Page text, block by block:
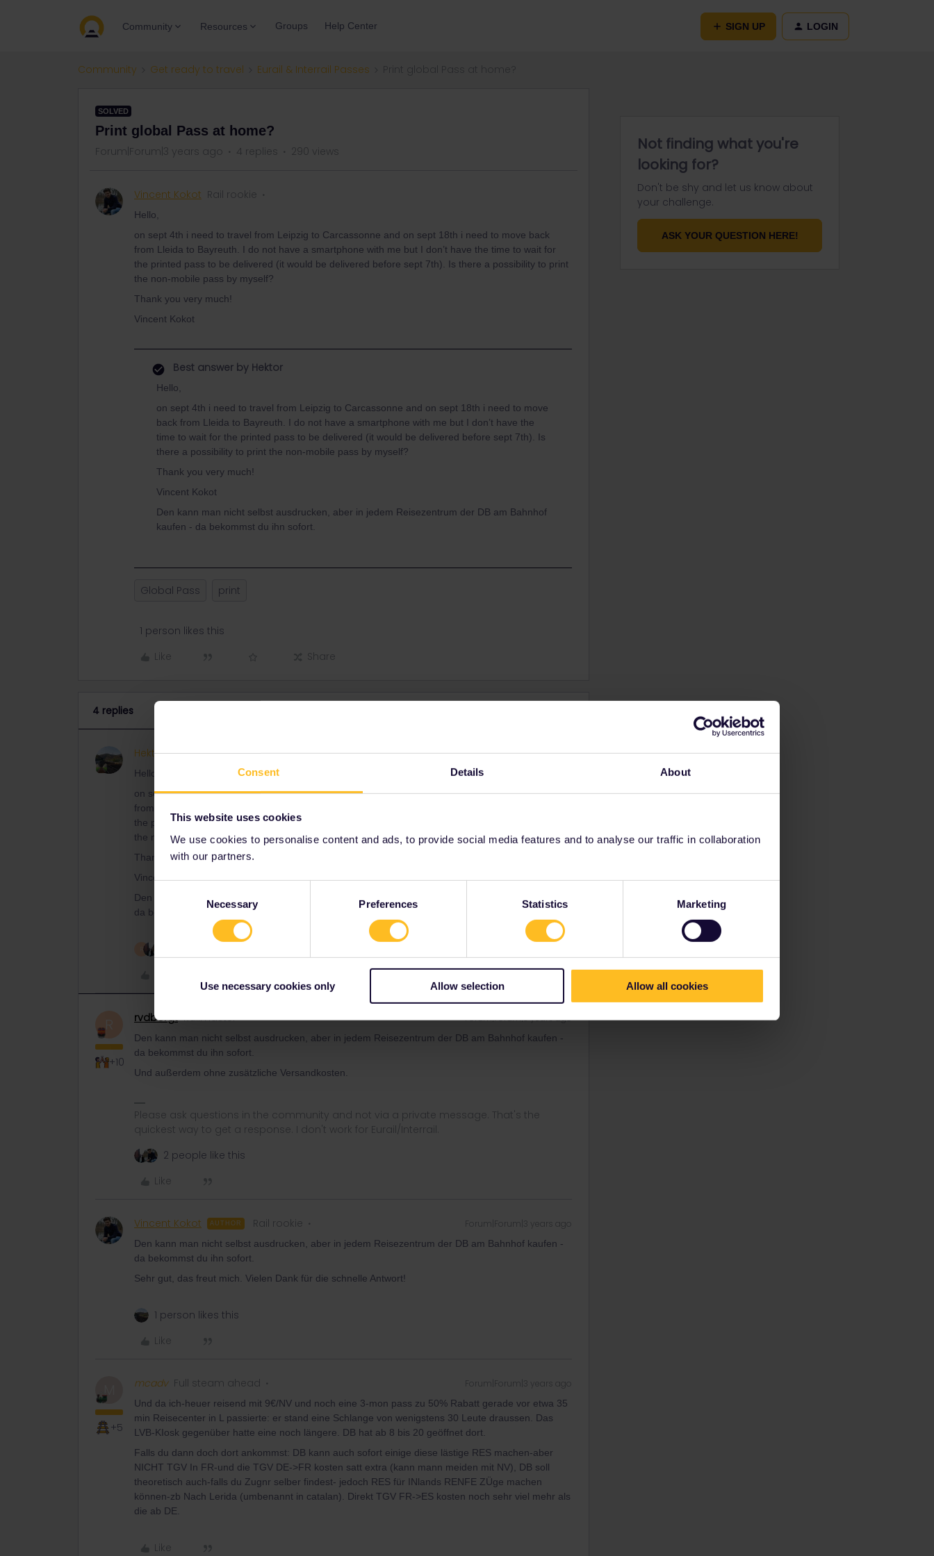
Consent Details About
This website uses cookies
We use cookies to personalise content and ads, to provide social media features and to analyse our traffic in collaboration
with our partners.
Necessary Preferences Statistics Marketing
Use necessary cookies only Allow selection Allow all cookies
Community Resources Groups Help Center SIGN UP LOGIN
Community Get ready to travel Eurail & Interrail Passes
SOLVED
Print global Pass at home?
Forum|Forum|3 years ago 4 replies 290 views
Vincent Kokot Rail rookie
Hello,
on sept 4th i need to travel from Leipzig to Carcassonne and on sept 18th i need to move back
from Lleida to Bayreuth. I do not have a smartphone with me but I don’t have the time to wait for
the printed pass to be delivered (it would be delivered before sept 7th). Is there a possibility to print
the non-mobile pass by myself?
Thank you very much!
Vincent Kokot
Best answer by Hektor
Hello,
on sept 4th i need to travel from Leipzig to Carcassonne and on sept 18th i need to move
back from Lleida to Bayreuth. I do not have a smartphone with me but I don’t have the
time to wait for the printed pass to be delivered (it would be delivered before sept 7th). Is
there a possibility to print the non-mobile pass by myself?
Thank you very much!
Vincent Kokot
Den kann man nicht selbst ausdrucken, aber in jedem Reisezentrum der DB am Bahnhof
kaufen - da bekommst du ihn sofort.
Global Pass print
1 person likes this
Like
Share
4 replies
Hektor ANSWER Forum|Forum|3 years ago
Hello,
on sept 4th i need to travel from Leipzig to Carcassonne and on sept 18th i need to move back
from Lleida to Bayreuth. I do not have a smartphone with me but I don’t have the time to wait for
the printed pass to be delivered (it would be delivered before sept 7th). Is there a possibility to print
the non-mobile pass by myself?
Thank you very much!
Vincent Kokot
Den kann man nicht selbst ausdrucken, aber in jedem Reisezentrum der DB am Bahnhof kaufen -
da bekommst du ihn sofort.
+10
rvdborgt Railmaster Forum|Forum|3 years ago
Den kann man nicht selbst ausdrucken, aber in jedem Reisezentrum der DB am Bahnhof kaufen -
da bekommst du ihn sofort.
Und außerdem ohne zusätzliche Versandkosten.
Please ask questions in the community and not via a private message. That's the
quickest way to get a response. I don't work for Eurail/Interrail.
2 people like this
Like
Vincent Kokot AUTHOR Rail rookie Forum|Forum|3 years ago
Den kann man nicht selbst ausdrucken, aber in jedem Reisezentrum der DB am Bahnhof kaufen -
da bekommst du ihn sofort.
Sehr gut, das freut mich. Vielen Dank für die schnelle Antwort!
1 person likes this
Like
M
+5
mcadv Full steam ahead Forum|Forum|3 years ago
Und da ich-heuer reisend mit 9€/NV und noch eine 3-mon pass zu 50% Rabatt gerade vor etwa 35
min Reisecenter in L passierte: er stand eine Schlange von wenigstens 30 Leute draussen. Das
LVB-KIosk gegenüber hatte eine noch längere. DB hat ab 8 bis 20 geöffnet dort.
Falls du dann doch dort ankommst: DB kann auch sofort einige diese lästige RES machen-aber
NICHT TGV In FR-und die TGV DE->FR kosten satt extra (kann mann meiden mit NV), DB soll
theoretisch auch-falls du Zugnr selber findest- jedoch RES für INlands RENFE ZÜge machen
können-zb Nach Lerida (umbenannt in catalan). Direkt TGV FR->ES kosten noch sehr viel mehr als
die ab DE.
Like
Not finding what you're
looking for?
Don't be shy and let us know about
your challenge.
ASK YOUR QUESTION HERE!